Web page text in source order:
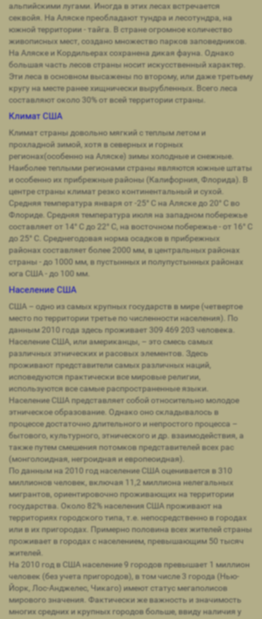
альпийскими лугами. Иногда в этих лесах встречается
секвойя. На Аляске преобладают тундра и лесотундра, на
южной территории - тайга. В стране огромное количество
живописных мест, создано множество парков заповедников.
На Аляске и Кордильерах сохранена дикая фауна. Однако
большая часть лесов страны носит искусственный характер.
Эти леса в основном высажены по второму, или даже третьему
кругу на месте ранее хищнически вырубленных. Всего леса
составляют около 30% от всей территории страны.
Климат США
Климат страны довольно мягкий с теплым летом и
прохладной зимой, хотя в северных и горных
регионах(особенно на Аляске) зимы холодные и снежные.
Наиболее теплыми регионами страны являются южные штаты
и особенно их прибрежные районы (Калифорния, Флорида). В
центре страны климат резко континентальный и сухой.
Средняя температура января от -25° С на Аляске до 20° С во
Флориде. Средняя температура июля на западном побережье
составляет от 14° С до 22° С, на восточном побережье - от 16° С
до 25° С. Среднегодовая норма осадков в прибрежных
районах составляет более 2000 мм, в центральных районах
страны - до 1000 мм, в пустынных и полупустынных районах
юга США - до 100 мм.
Население США
США – одно из самых крупных государств в мире (четвертое
место по территории третье по численности населения). По
данным 2010 года здесь проживает 309 469 203 человека.
Население США, или американцы, – это смесь самых
различных этнических и расовых элементов. Здесь
проживают представители самых различных наций,
исповедуются практически все мировые религии,
используются все самые распространенные языки.
Население США представляет собой относительно молодое
этническое образование. Однако оно складывалось в
процессе достаточно длительного и непростого процесса –
бытового, культурного, этнического и др. взаимодействия, а
также путем смешения потомков представителей всех рас
(монголоидная, негроидная и европеоидная).
По данным на 2010 год население США оценивается в 310
миллионов человек, включая 11,2 миллиона нелегальных
мигрантов, ориентировочно проживающих на территории
государства. Около 82% населения США проживают на
территориях городского типа, т.е. непосредственно в городах
или в их пригородах. Примерно половина всех жителей страны
проживает в городах с населением, превышающим 50 тысяч
жителей.
На 2010 год в США население 9 городов превышает 1 миллион
человек (без учета пригородов), в том числе 3 города (Нью-
Йорк, Лос-Анджелес, Чикаго) имеют статус мегаполисов
мирового значения. Фактически же важность и значимость
многих средних и крупных городов больше, ввиду наличия у